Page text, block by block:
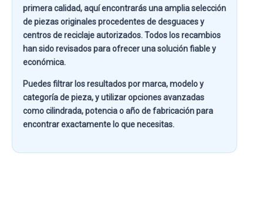
primera calidad, aquí encontrarás una amplia selección
de piezas originales procedentes de desguaces y
centros de reciclaje autorizados. Todos los recambios
han sido revisados para ofrecer una solución fiable y
económica.
Puedes filtrar los resultados pormarca, modelo y
categoría de pieza, y utilizar opciones avanzadas
comocilindrada, potencia o año de fabricaciónpara
encontrar exactamente lo que necesitas.